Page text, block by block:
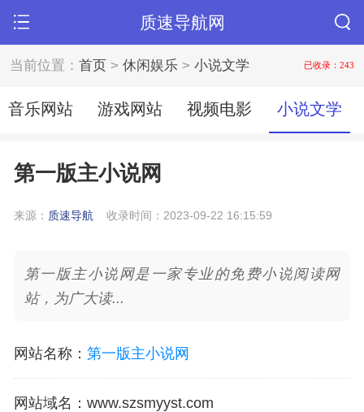
质速导航网
当前位置：首页 >休闲娱乐 >小说文学 已收录：243
音乐网站 游戏网站 视频电影 小说文学
第一版主小说网
来源： 质速导航 收录时间：2023-09-22 16:15:59
第一版主小说网是一家专业的免费小说阅读网
站，为广大读...
网站名称： 第一版主小说网
网站域名 ： www.szsmyyst.com